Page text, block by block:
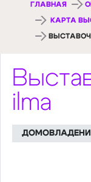
ГЛАВНАЯ
КАРТА
ilma